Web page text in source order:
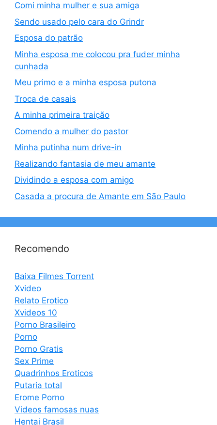
Comi minha mulher e sua amiga
Sendo usado pelo cara do Grindr
Esposa do patrão
Minha esposa me colocou pra fuder minha
cunhada
Meu primo e a minha esposa putona
Troca de casais
A minha primeira traição
Comendo a mulher do pastor
Minha putinha num drive-in
Realizando fantasia de meu amante
Dividindo a esposa com amigo
Casada a procura de Amante em São Paulo
Recomendo
Baixa Filmes Torrent
Xvideo
Relato Erotico
Xvideos 10
Porno Brasileiro
Porno
Porno Gratis
Sex Prime
Quadrinhos Eroticos
Putaria total
Erome Porno
Videos famosas nuas
Hentai Brasil